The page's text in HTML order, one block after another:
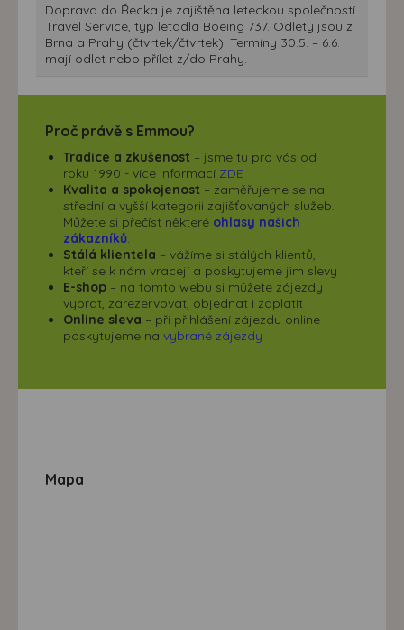
Doprava do Řecka je zajištěna leteckou společností
Travel Service, typ letadla Boeing 737. Odlety jsou z
Brna a Prahy (čtvrtek/čtvrtek). Termíny 30.5. – 6.6.
mají odlet nebo přílet z/do Prahy.
Proč právě s Emmou?
Tradice a zkušenost – jsme tu pro vás od
roku 1990 - více informací ZDE
Kvalita a spokojenost – zaměřujeme se na
střední a vyšší kategorii zajišťovaných služeb.
Můžete si přečíst některé ohlasy našich
zákazníků.
Stálá klientela – vážíme si stálých klientů,
kteří se k nám vracejí a poskytujeme jim slevy
E-shop – na tomto webu si můžete zájezdy
vybrat, zarezervovat, objednat i zaplatit
Online sleva – při přihlášení zájezdu online
poskytujeme na vybrané zájezdy
Mapa